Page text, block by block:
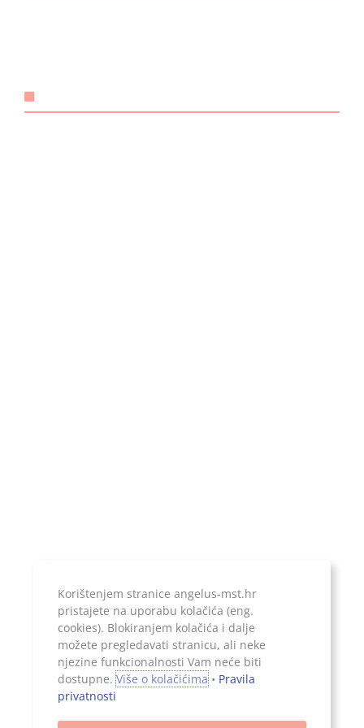
Jer ono što je zapisano, ostaje...
Sva prava pridržana, 2026. Angelus d.o.o.
Korištenjem stranice angelus-mst.hr
pristajete na uporabu kolačića (eng.
cookies). Blokiranjem kolačića i dalje
možete pregledavati stranicu, ali neke
njezine funkcionalnosti Vam neće biti
dostupne.Više o kolačićima• Pravila
privatnosti